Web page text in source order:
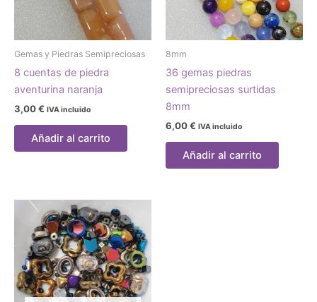
Gemas y Piedras Semipreciosas
8 cuentas de piedra
aventurina naranja
3,00€ IVA incluido
Añadir al carrito
8mm
36 gemas piedras
semipreciosas surtidas
8mm
6,00€ IVA incluido
Añadir al carrito